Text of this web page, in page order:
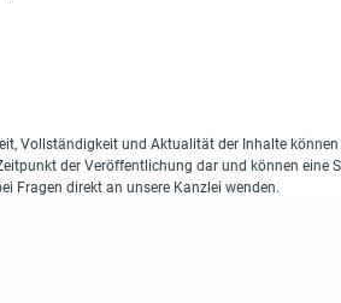
Vollständigkeit und Aktualität der Inhalte
der Veröffentlichung dar und können eine
Fragen direkt an unsere Kanzlei wenden.